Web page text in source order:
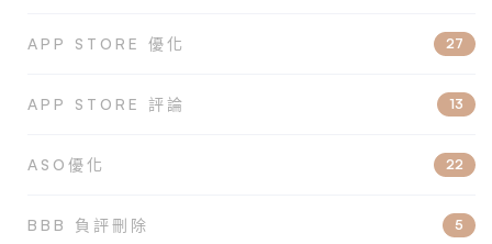
APP STORE 優化 27
APP STORE 評論 13
ASO優化 22
BBB 負評刪除 5